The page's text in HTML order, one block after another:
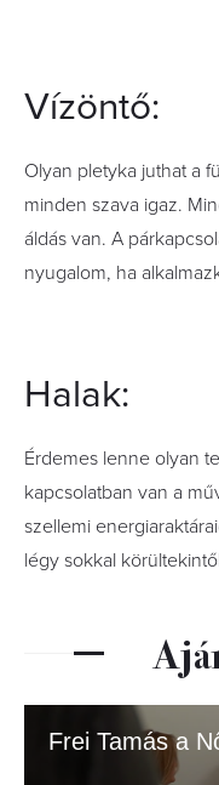
Vízöntő:
Olyan pletyka juthat a
minden szava igaz.
áldás van. A
nyugalom, ha
Halak:
Érdemes lenne olyan
kapcsolatban van a
szellemi
légy sokkal
Frei Tamás a